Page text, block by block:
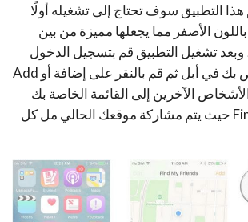
التطبيق سوف تحتاج إلى تشغيله أولًا
الأصفر مما يجعلها مميزة من بين
وبعد تشغيل التطبيق قم بتسجيل الدخول
إلى الحساب الخاص بك في أبل ثم قم بالنقر على إضافة أو Add
الآخرين إلى القائمة الخاصة بك
في Find My Friends حيث يتم مشاركة موقعك الحالي مل كل